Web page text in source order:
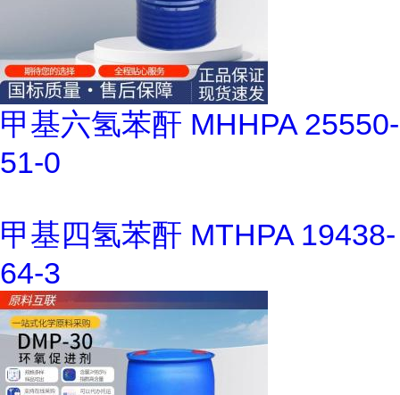
甲基六氢苯酐 MHHPA 25550-
51-0
甲基四氢苯酐 MTHPA 19438-
64-3